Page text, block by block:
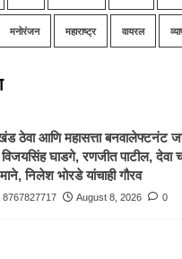
मनोरंजन महाराष्ट्र वायरल
ठेवा आणि महासत्ता बनवालेफ्टनंट
घाडगे, रणजीत पाटील, देवा
निलेश भोरडे यांचाही गौरव
8767827717 August 8, 2026 0